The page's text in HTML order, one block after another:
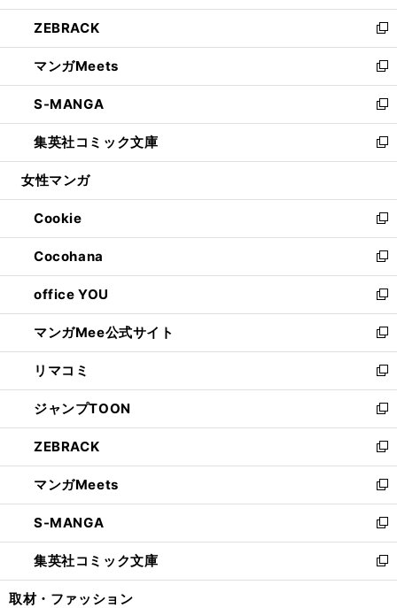
開
く
ウ
で
開
く
ン
ド
ウ
で
開
く
ウ
ィ
ン
ド
ウ
で
開
く
し
い
ウ
ィ
ン
ド
ウ
で
開
ZEBRACK
新
し
い
ウ
ィ
ン
ド
ウ
開
く
マンガMeets
新
し
い
ウ
ィ
ン
ウ
で
開
く
S-MANGA
新
し
い
ウ
ン
ド
ウ
で
開
く
集英社コミック文庫
新
し
ウ
ィ
ン
ド
ウ
で
開
く
女性マンガ
Cookie
新
し
い
ウ
ィ
ン
ド
ウ
で
開
く
Cocohana
新
し
い
ウ
ィ
ン
ド
ウ
で
開
く
office YOU
新
し
い
ウ
ィ
ン
ド
ウ
で
開
く
マンガMee公式サイト
新
し
い
ウ
ィ
ン
ド
ウ
で
開
く
リマコミ
新
し
い
ウ
ィ
ン
ド
ウ
で
開
く
ジャンプTOON
新
し
い
ウ
ィ
ン
ド
ウ
で
開
ZEBRACK
新
し
い
ウ
ィ
ン
ド
ウ
マンガMeets
新
し
い
ウ
ィ
ン
S-MANGA
新
し
い
ウ
集英社コミック文庫
新
し
取材・ファッション